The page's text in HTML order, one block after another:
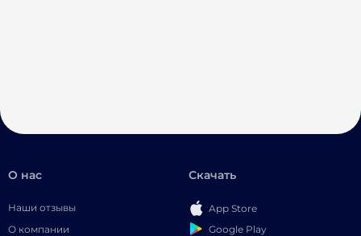
О нас
Наши отзывы
О компании
Скачать
App Store
Google Play